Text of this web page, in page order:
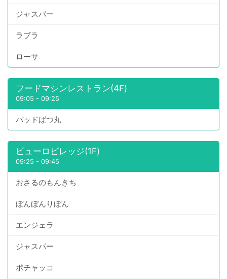
ジャスパー
ラブラ
ローサ
フードマシンレストラン(4F)
09:05 - 09:25
バッドばつ丸
ピューロビレッジ(1F)
09:25 - 09:45
おさるのもんきち
ぼんぼんりぼん
エンジェラ
ジャスパー
ポチャッコ